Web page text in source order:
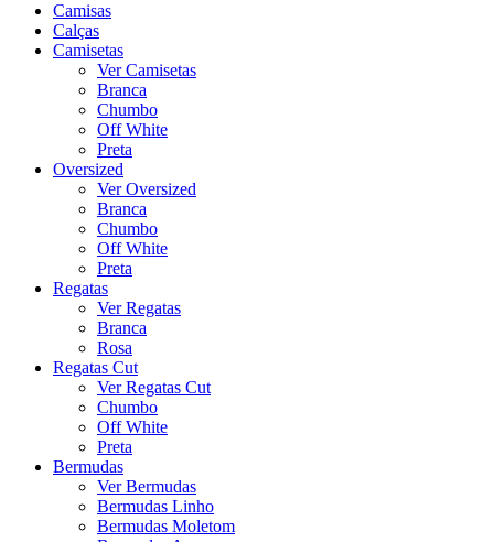
Camisas
Calças
Camisetas
Ver Camisetas
Branca
Chumbo
Off White
Preta
Oversized
Ver Oversized
Branca
Chumbo
Off White
Preta
Regatas
Ver Regatas
Branca
Rosa
Regatas Cut
Ver Regatas Cut
Chumbo
Off White
Preta
Bermudas
Ver Bermudas
Bermudas Linho
Bermudas Moletom